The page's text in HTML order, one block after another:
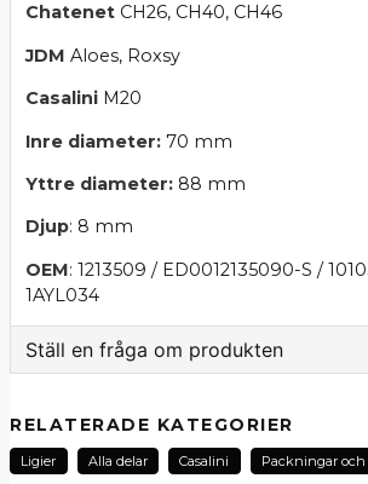
Chatenet CH26, CH40, CH46
JDM Aloes, Roxsy
Casalini M20
Inre diameter: 70 mm
Yttre diameter: 88 mm
Djup: 8 mm
OEM: 1213509 / ED0012135090-S /
1AYL034
Ställ en fråga om produkten
Fråga oss om denna produkt...
RELATERADE KATEGORIER
Ligier Alla delar Casalini Packningar